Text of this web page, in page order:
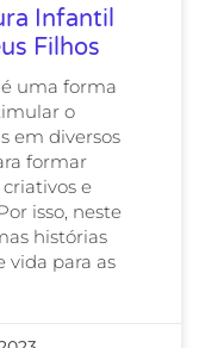
Infantil
Filhos
uma forma
o
em diversos
formar
e
isso, neste
histórias
vida para as